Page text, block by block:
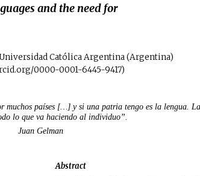
and the need for
Católica Argentina (Argentina)
0000-0001-6445-9417)
países […] y si una patria tengo es la lengua.
lo que va haciendo al individuo”.
Juan Gelman
Abstract